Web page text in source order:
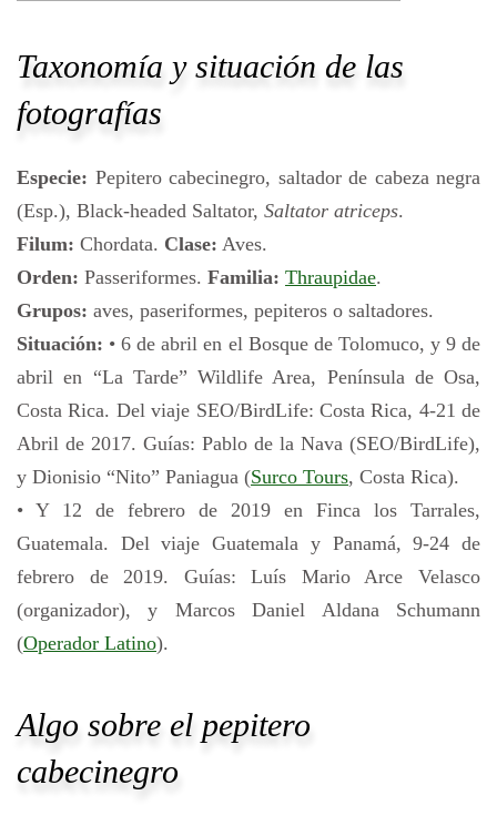
Taxonomía y situación de las
fotografías
Especie: Pepitero cabecinegro, saltador de cabeza negra
(Esp.), Black-headed Saltator, Saltator atriceps.
Filum: Chordata. Clase: Aves.
Orden: Passeriformes. Familia: Thraupidae.
Grupos: aves, paseriformes, pepiteros o saltadores.
Situación: • 6 de abril en el Bosque de Tolomuco, y 9 de
abril en “La Tarde” Wildlife Area, Península de Osa,
Costa Rica. Del viaje SEO/BirdLife: Costa Rica, 4-21 de
Abril de 2017. Guías: Pablo de la Nava (SEO/BirdLife),
y Dionisio “Nito” Paniagua (Surco Tours, Costa Rica).
• Y 12 de febrero de 2019 en Finca los Tarrales,
Guatemala. Del viaje Guatemala y Panamá, 9-24 de
febrero de 2019. Guías: Luís Mario Arce Velasco
(organizador), y Marcos Daniel Aldana Schumann
(Operador Latino).
Algo sobre el pepitero
cabecinegro